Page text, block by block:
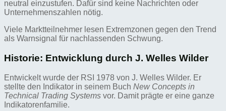
neutral einzustufen. Dafür sind keine Nachrichten oder
Unternehmenszahlen nötig.
Viele Marktteilnehmer lesen Extremzonen gegen den Trend
als Warnsignal für nachlassenden Schwung.
Historie: Entwicklung durch J. Welles Wilder
Entwickelt wurde der RSI 1978 von J. Welles Wilder. Er
stellte den Indikator in seinem Buch New Concepts in
Technical Trading Systems vor. Damit prägte er eine ganze
Indikatorenfamilie.